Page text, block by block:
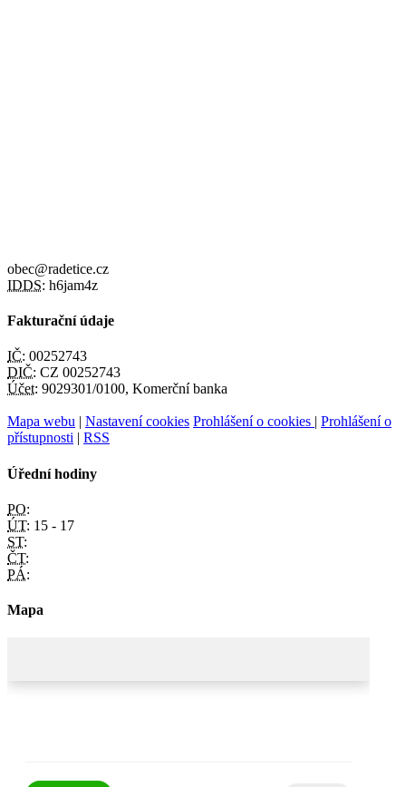
obec@radetice.cz
IDDS: h6jam4z
Fakturační údaje
IČ: 00252743
DIČ: CZ 00252743
Účet: 9029301/0100, Komerční banka
Mapa webu | Nastavení cookies Prohlášení o cookies | Prohlášení o
přístupnosti | RSS
Úřední hodiny
PO:
ÚT: 15 - 17
ST:
ČT:
PÁ:
Mapa